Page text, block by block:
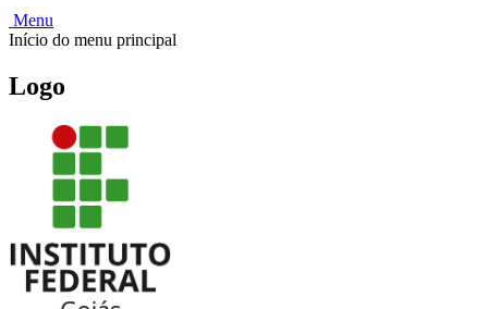
Menu
Início do menu principal
Logo